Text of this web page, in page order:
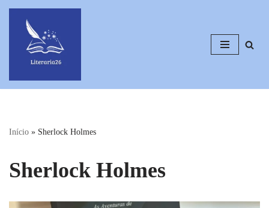
Pular
Início » Sherlock Holmes
Sherlock Holmes